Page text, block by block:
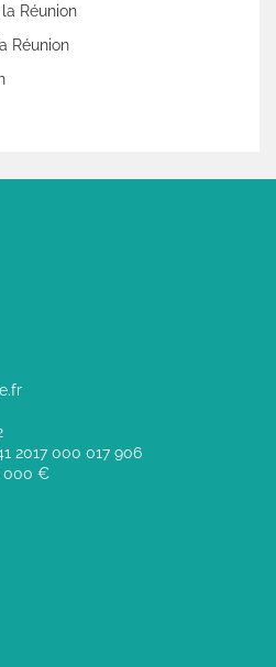
Réunion
Réunion
2017 000 017 906
000 €